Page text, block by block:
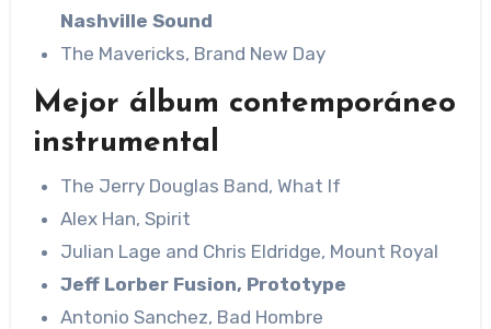
Nashville Sound
The Mavericks, Brand New Day
Mejor álbum contemporáneo
instrumental
The Jerry Douglas Band, What If
Alex Han, Spirit
Julian Lage and Chris Eldridge, Mount Royal
Jeff Lorber Fusion, Prototype
Antonio Sanchez, Bad Hombre